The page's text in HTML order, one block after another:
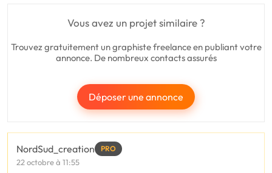
Vous avez un projet similaire ?
Trouvez gratuitement un graphiste freelance en publiant votre
annonce. De nombreux contacts assurés
Déposer une annonce
NordSud_creation PRO
22 octobre à 11:55